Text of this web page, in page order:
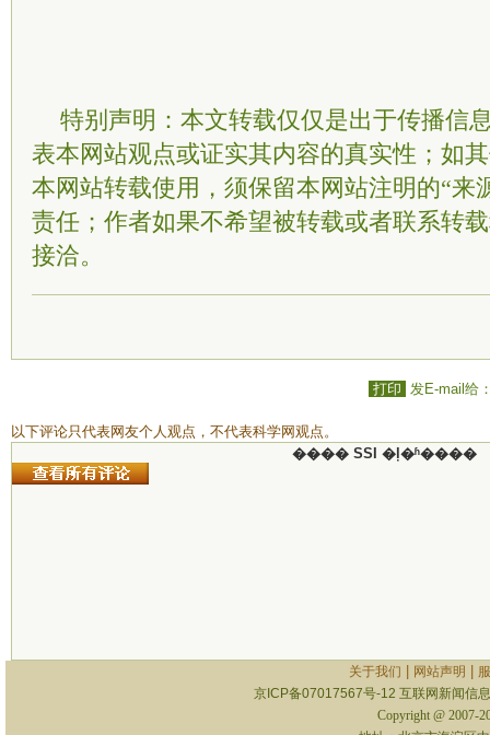
特别声明：本文转载仅仅是出于传播信
表本网站观点或证实其内容的真实性；如
本网站转载使用，须保留本网站注明的“来
责任；作者如果不希望被转载或者联系转
接洽。
打印 发E-mail给
以下评论只代表网友个人观点，不代表科学网观点。
���� SSI �ļ�ʱ����
关于我们 网站声明
京ICP备07017567号-12 互联网新闻信
Copyright @ 2007-